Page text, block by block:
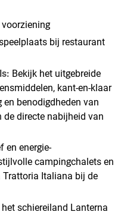
bij restaurant
Bekijk het uitgebreide
kant-en-klaar
benodigdheden van
directe nabijheid van
en energie-
campingchalets en
Italiana bij de
schiereiland Lanterna